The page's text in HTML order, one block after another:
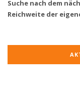
Suche nach dem
Reichweite der